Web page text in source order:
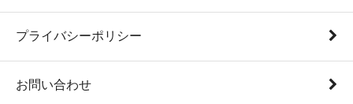
プライバシーポリシー
お問い合わせ